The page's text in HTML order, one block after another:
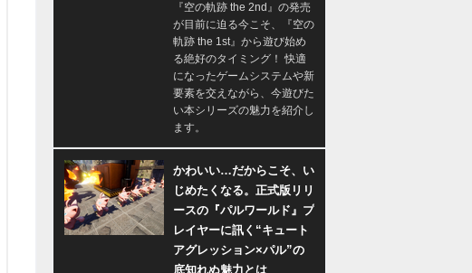
『空の軌跡 the 2nd』の発売
が目前に迫る今こそ、『空の
軌跡 the 1st』から遊び始め
る絶好のタイミング！ 快適
になったゲームシステムや新
要素を交えながら、今遊びた
い本シリーズの魅力を紹介し
ます。
かわいい…だからこそ、い
じめたくなる。正式版リリ
ースの『パルワールド』プ
レイヤーに訊く“キュート
アグレッション×パル”の
底知れぬ魅力とは